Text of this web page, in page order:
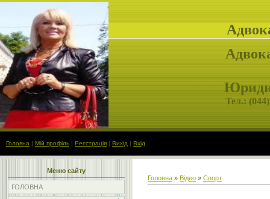
Тел.: (
Головна | Мій профіль | Реєстрація | Вихід | Вхід
Меню сайту
ГОЛОВНА
Головна » Відео » Спорт